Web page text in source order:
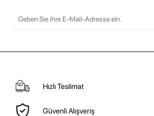
Hızlı Teslimat
Güvenli Alışveriş